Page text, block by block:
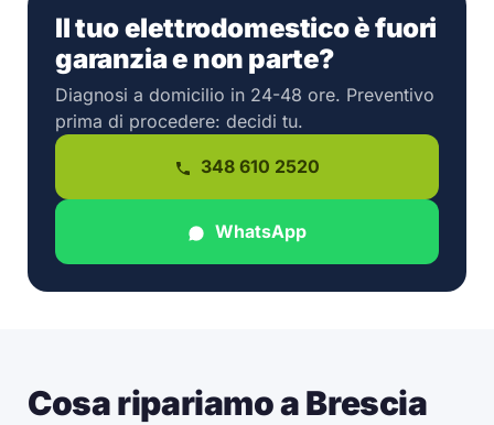
Il tuo elettrodomestico è fuori
garanzia e non parte?
Diagnosi a domicilio in 24-48 ore. Preventivo
prima di procedere: decidi tu.
348 610 2520
WhatsApp
Cosa ripariamo a Brescia